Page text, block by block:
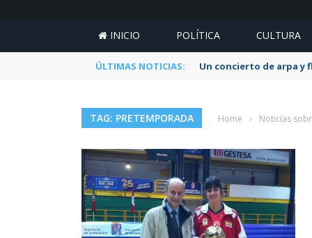
INICIO POLÍTICA CULTURA
ÚLTIMAS NOTICIAS: Un concierto de arpa y
TAG: PRETEMPORADA Home › Noticias